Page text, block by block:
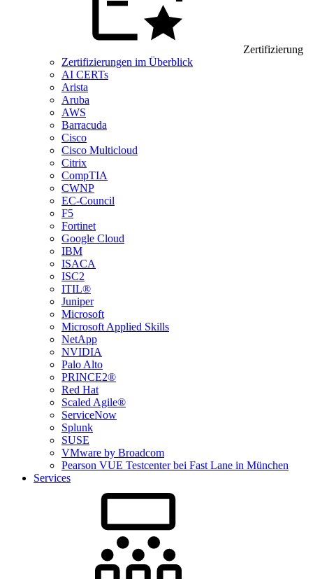
Zertifizierung
Zertifizierungen im Überblick
AI CERTs
Arista
Aruba
AWS
Barracuda
Cisco
Cisco Multicloud
Citrix
CompTIA
CWNP
EC-Council
F5
Fortinet
Google Cloud
IBM
ISACA
ISC2
ITIL®
Juniper
Microsoft
Microsoft Applied Skills
NetApp
NVIDIA
Palo Alto
PRINCE2®
Red Hat
Scaled Agile®
ServiceNow
Splunk
SUSE
VMware by Broadcom
Pearson VUE Testcenter bei Fast Lane in München
Services